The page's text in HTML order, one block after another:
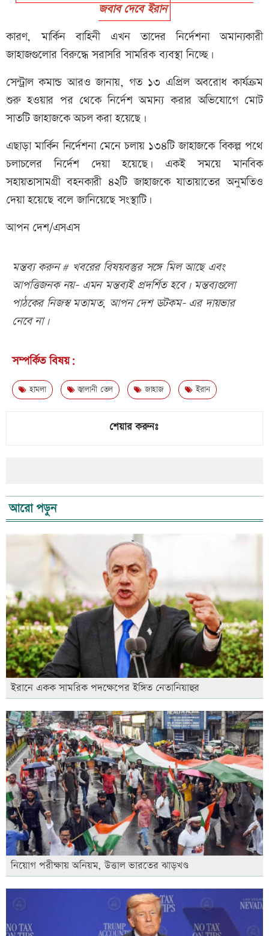
জবাব দেবে ইরান
কারণ, মার্কিন বাহিনী এখন তাদের নির্দেশনা অমান্যকারী
জাহাজগুলোর বিরুদ্ধে সরাসরি সামরিক ব্যবস্থা নিচ্ছে।
সেন্ট্রাল কমান্ড আরও জানায়, গত ১৩ এপ্রিল অবরোধ কার্যক্রম
শুরু হওয়ার পর থেকে নির্দেশ অমান্য করার অভিযোগে মোট
সাতটি জাহাজকে অচল করা হয়েছে।
এছাড়া মার্কিন নির্দেশনা মেনে চলায় ১৩৪টি জাহাজকে বিকল্প পথে
চলাচলের নির্দেশ দেয়া হয়েছে। একই সময়ে মানবিক
সহায়তাসামগ্রী বহনকারী ৪২টি জাহাজকে যাতায়াতের অনুমতিও
দেয়া হয়েছে বলে জানিয়েছে সংস্থাটি।
আপন দেশ/এসএস
মন্তব্য করুন # খবরের বিষয়বস্তুর সঙ্গে মিল আছে এবং
আপত্তিজনক নয়- এমন মন্তব্যই প্রদর্শিত হবে। মন্তব্যগুলো
পাঠকের নিজস্ব মতামত, আপন দেশ ডটকম- এর দায়ভার
নেবে না।
সম্পর্কিত বিষয়:
হামলা জ্বালানী তেল জাহাজ ইরান
শেয়ার করুনঃ
আরো পড়ুন
ইরানে একক সামরিক পদক্ষেপের ইঙ্গিত নেতানিয়াহুর
নিয়োগ পরীক্ষায় অনিয়ম, উত্তাল ভারতের ঝাড়খণ্ড